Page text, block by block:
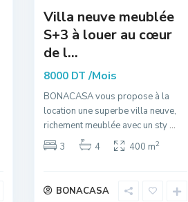
Villa neuve meublée
S+3 à louer au cœur
de l...
8000 DT/Mois
BONACASA vous propose à la
location une superbe villa neuve,
richement meublée avec un sty...
3
4 400 m2
BONACASA